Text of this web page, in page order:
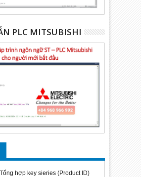
PLC MITSUBISHI
Tổng hợp key sieries (Product ID)